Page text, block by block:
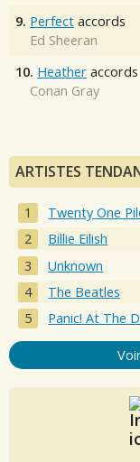
9. Perfect accords
Ed Sheeran
10. Heather accords
Conan Gray
ARTISTES
Twenty One
Billie Eilish
Unknown
The Beatles
Panic! At The